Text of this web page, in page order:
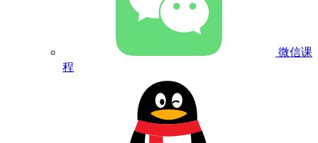
微信课
程